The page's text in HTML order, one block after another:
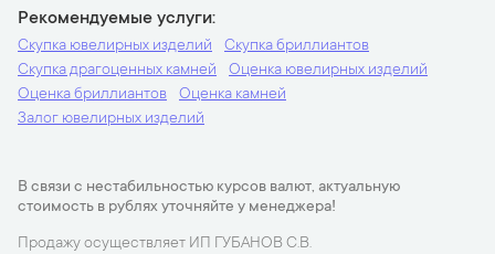
Рекомендуемые услуги
Скупка ювелирных изделий
Скупка бриллиантов
Скупка драгоценных камней
Оценка ювелирных изделий
Оценка бриллиантов
Оценка камней
Залог ювелирных изделий
В связи с нестабильностью курсов валют, актуальную
стоимость в рублях уточняйте у менеджера!
Продажу осуществляет ИП ГУБАНОВ С.В.